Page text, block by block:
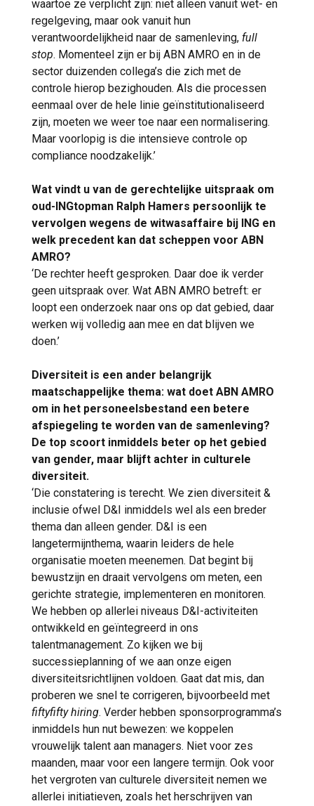
waartoe ze verplicht zijn: niet alleen vanuit wet- en
regelgeving, maar ook vanuit hun
verantwoordelijkheid naar de samenleving, full
stop. Momenteel zijn er bij ABN AMRO en in de
sector duizenden collega’s die zich met de
controle hierop bezighouden. Als die processen
eenmaal over de hele linie geïnstitutionaliseerd
zijn, moeten we weer toe naar een normalisering.
Maar voorlopig is die intensieve controle op
compliance noodzakelijk.’
Wat vindt u van de gerechtelijke uitspraak om
oud-INGtopman Ralph Hamers persoonlijk te
vervolgen wegens de witwasaffaire bij ING en
welk precedent kan dat scheppen voor ABN
AMRO?
‘De rechter heeft gesproken. Daar doe ik verder
geen uitspraak over. Wat ABN AMRO betreft: er
loopt een onderzoek naar ons op dat gebied, daar
werken wij volledig aan mee en dat blijven we
doen.’
Diversiteit is een ander belangrijk
maatschappelijke thema: wat doet ABN AMRO
om in het personeelsbestand een betere
afspiegeling te worden van de samenleving?
De top scoort inmiddels beter op het gebied
van gender, maar blijft achter in culturele
diversiteit.
‘Die constatering is terecht. We zien diversiteit &
inclusie ofwel D&I inmiddels wel als een breder
thema dan alleen gender. D&I is een
langetermijnthema, waarin leiders de hele
organisatie moeten meenemen. Dat begint bij
bewustzijn en draait vervolgens om meten, een
gerichte strategie, implementeren en monitoren.
We hebben op allerlei niveaus D&I-activiteiten
ontwikkeld en geïntegreerd in ons
talentmanagement. Zo kijken we bij
successieplanning of we aan onze eigen
diversiteitsrichtlijnen voldoen. Gaat dat mis, dan
proberen we snel te corrigeren, bijvoorbeeld met
fiftyfifty hiring. Verder hebben sponsorprogramma’s
inmiddels hun nut bewezen: we koppelen
vrouwelijk talent aan managers. Niet voor zes
maanden, maar voor een langere termijn. Ook voor
het vergroten van culturele diversiteit nemen we
allerlei initiatieven, zoals het herschrijven van